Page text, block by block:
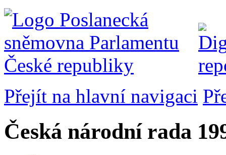
Přejít na hlavní navigaci
Česká národní rada